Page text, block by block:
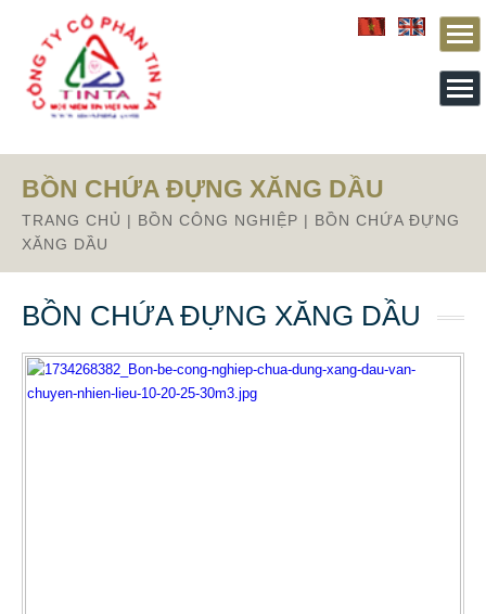
From this section downward is Zalo source code
BỒN CHỨA ĐỰNG XĂNG DẦU
TRANG CHỦ | BỒN CÔNG NGHIỆP | BỒN CHỨA ĐỰNG
XĂNG DẦU
BỒN CHỨA ĐỰNG XĂNG DẦU